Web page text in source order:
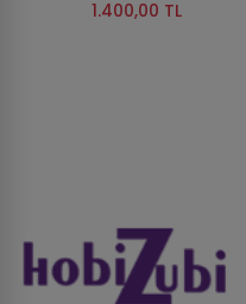
1.400,00 TL